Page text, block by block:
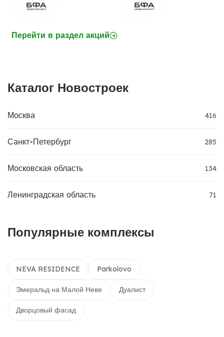
Перейти в раздел акций
Каталог Новостроек
Москва 416
Санкт-Петербург 285
Московская область 134
Ленинградская область 71
Популярные комплексы
NEVA RESIDENCE Parkolovo
Эмеральд на Малой Неве Дуалист
Дворцовый фасад